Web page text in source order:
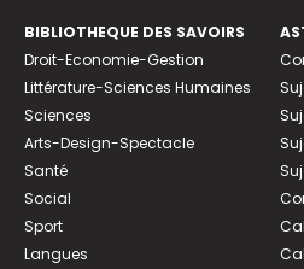
BIBLIOTHEQUE DES SAVOIRS
Droit-Economie-Gestion
Littérature-Sciences Humaines
Sciences
Arts-Design-Spectacle
Santé
Social
Sport
Langues